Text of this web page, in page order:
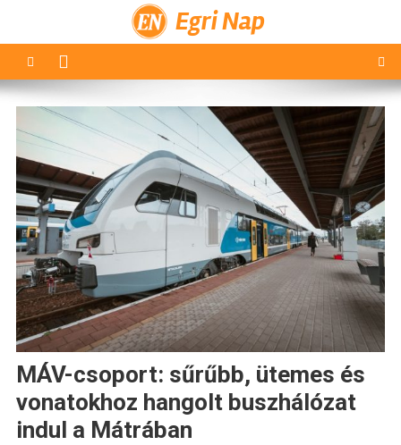
Egri Nap
MÁV-csoport: sűrűbb, ütemes és
vonatokhoz hangolt buszhálózat
indul a Mátrában